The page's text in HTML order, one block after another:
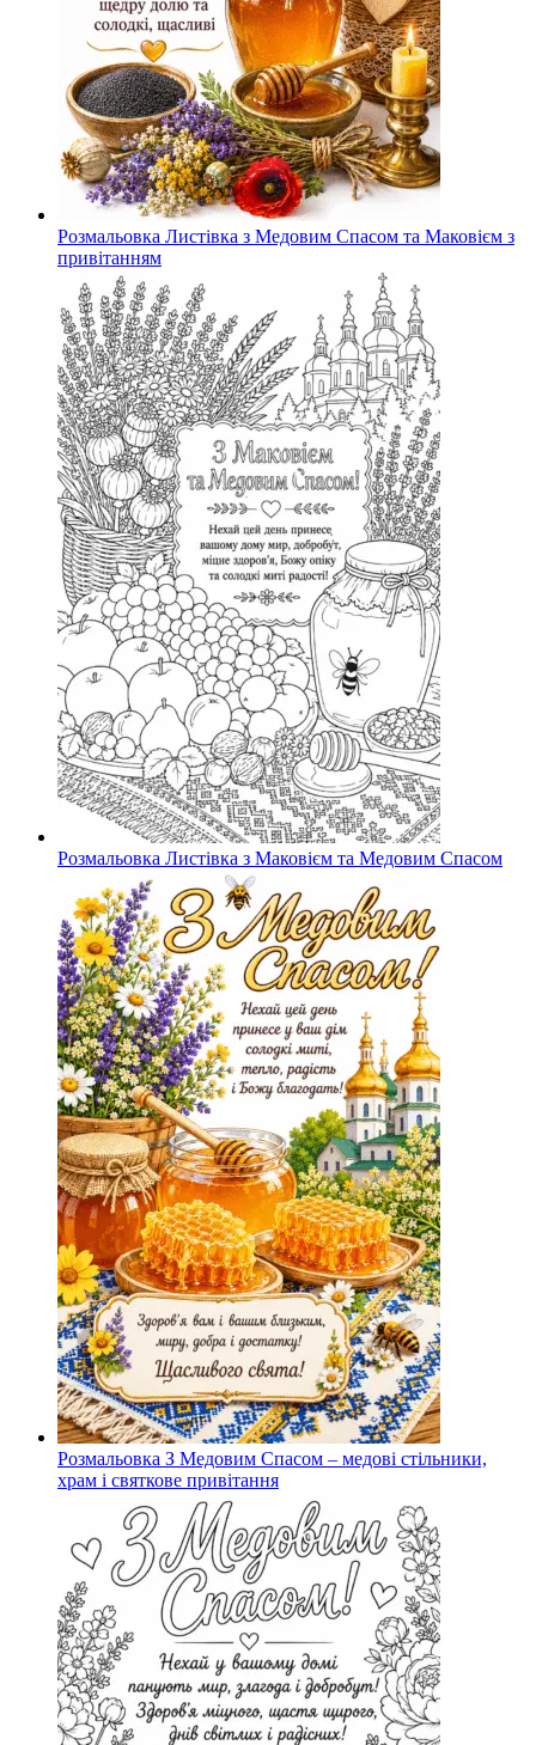
Розмальовка Листівка з Медовим Спасом та Маковієм з
привітанням
Розмальовка Листівка з Маковієм та Медовим Спасом
Розмальовка З Медовим Спасом – медові стільники,
храм і святкове привітання